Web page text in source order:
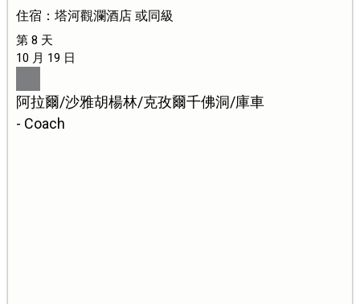
住宿：塔河觀瀾酒店 或同級
第 8 天
10 月 19 日
阿拉爾/沙雅胡楊林/克孜爾千佛洞/庫車
- Coach